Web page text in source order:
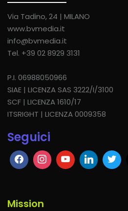
Via Tadino, 24 | MILANO
www.bvmedia.it
info@bvmedia.it
Tel. +39 02 8929 3131
P.I. 06988050966
SIAE | LICENZA SAS 3222/I/3100
SCF | LICENZA 1610/17
ITSRIGHT | LICENZA 0009358
Seguici
Mission